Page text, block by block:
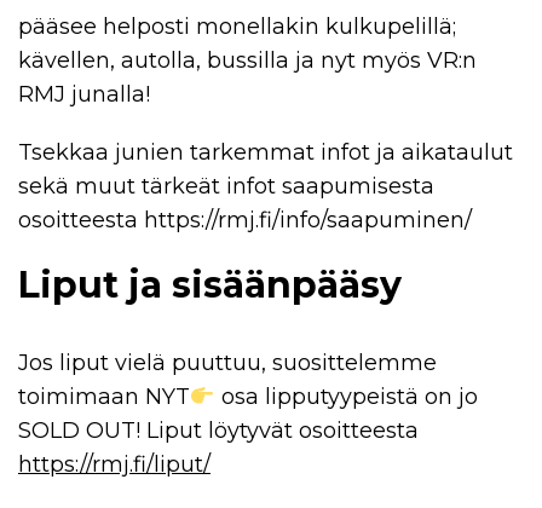
pääsee helposti monellakin kulkupelillä;
kävellen, autolla, bussilla ja nyt myös VR:n
RMJ junalla!
Tsekkaa junien tarkemmat infot ja aikataulut
sekä muut tärkeät infot saapumisesta
osoitteesta https://rmj.fi/info/saapuminen/
Liput ja sisäänpääsy
Jos liput vielä puuttuu, suosittelemme
toimimaan NYT
osa lipputyypeistä on jo
SOLD OUT! Liput löytyvät osoitteesta
https://rmj.fi/liput/